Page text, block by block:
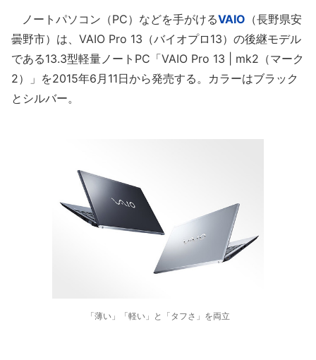
ノートパソコン（PC）などを手がけるVAIO （長野県安
曇野市）は、VAIO Pro 13（バイオプロ13）の後継モデル
である13.3型軽量ノートPC「VAIO Pro 13 | mk2（マーク
2）」を2015年6月11日から発売する。カラーはブラック
とシルバー。
「薄い」「軽い」と「タフさ」を両立